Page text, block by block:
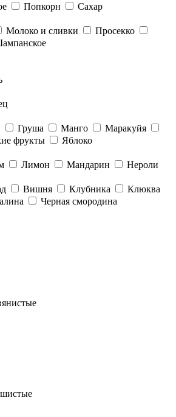
Попкорн
Сахар
Молоко и сливки
Просекко
Груша Манго
Маракуйя
фрукты
Яблоко
Лимон Мандарин
Нероли
Вишня Клубника
Клюква
Черная смородина